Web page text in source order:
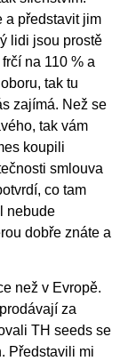
a představit jim
lidi jsou prostě
na 110 % a
tak tu
zajímá. Než se
tak vám
koupili
smlouva
co tam
nebude
dobře znáte a
než v Evropě.
za
TH seeds se
Představili mi